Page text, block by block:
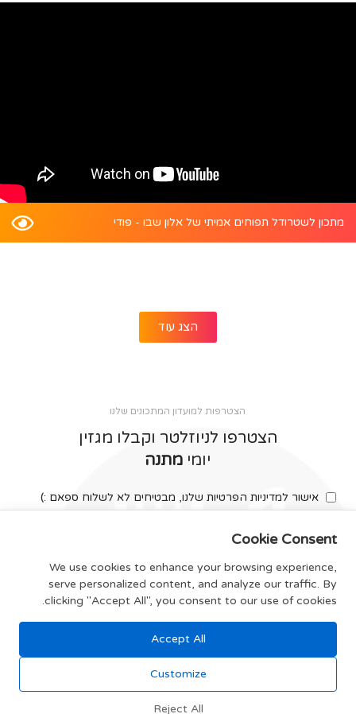
מתכון לשטרודל תפוחים אמיתי של אלון שבו - פודי
הצג עוד
הצטרפות למועדון המתכונים שלנו
הצטרפו לניוזלטר וקבלו מגזין
יומי מתנה
אישור למדיניות הפרטיות שלנו, מבטיחים לא לשלוח ספאם :)
צרפו אותי
תקנון האתר
Cookie Consent
We use cookies to enhance your browsing experience,
serve personalized content, and analyze our traffic. By
clicking "Accept All", you consent to our use of cookies.
Accept All
Customize
Reject All